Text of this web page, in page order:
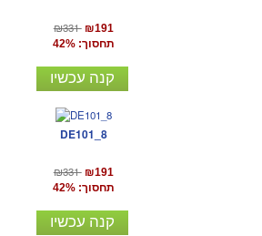
₪331 ₪191
תחסוך: 42%
קנה עכשיו
DE101_8
₪331 ₪191
תחסוך: 42%
קנה עכשיו